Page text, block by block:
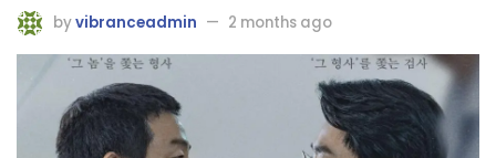
byvibranceadmin 2 months ago